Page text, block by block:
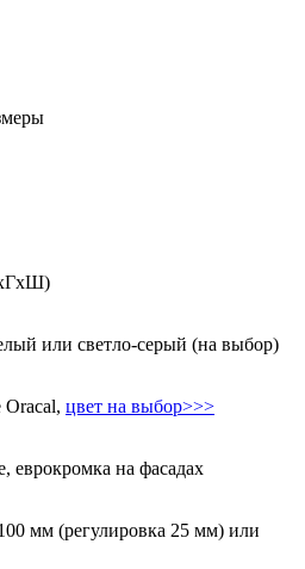
или светло-серый (на выбор)
Oracal, цвет на выбор>>>
на фасадах
мм (регулировка 25 мм) или